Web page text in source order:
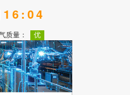
16:04